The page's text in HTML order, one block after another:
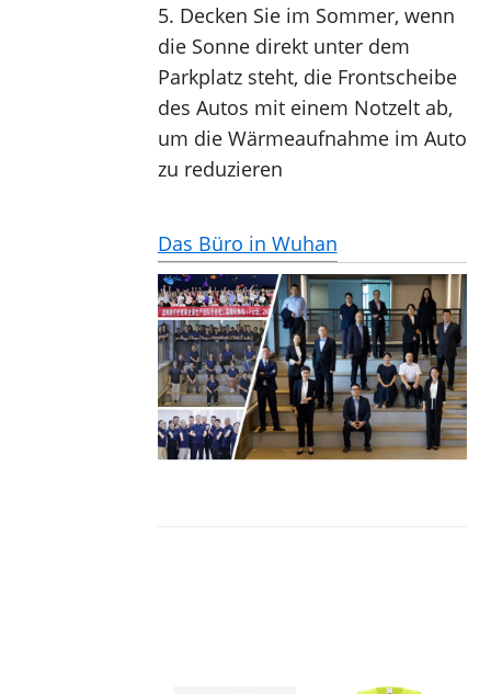
5. Decken Sie im Sommer, wenn
die Sonne direkt unter dem
Parkplatz steht, die Frontscheibe
des Autos mit einem Notzelt ab,
um die Wärmeaufnahme im Auto
zu reduzieren
Das Büro in Wuhan